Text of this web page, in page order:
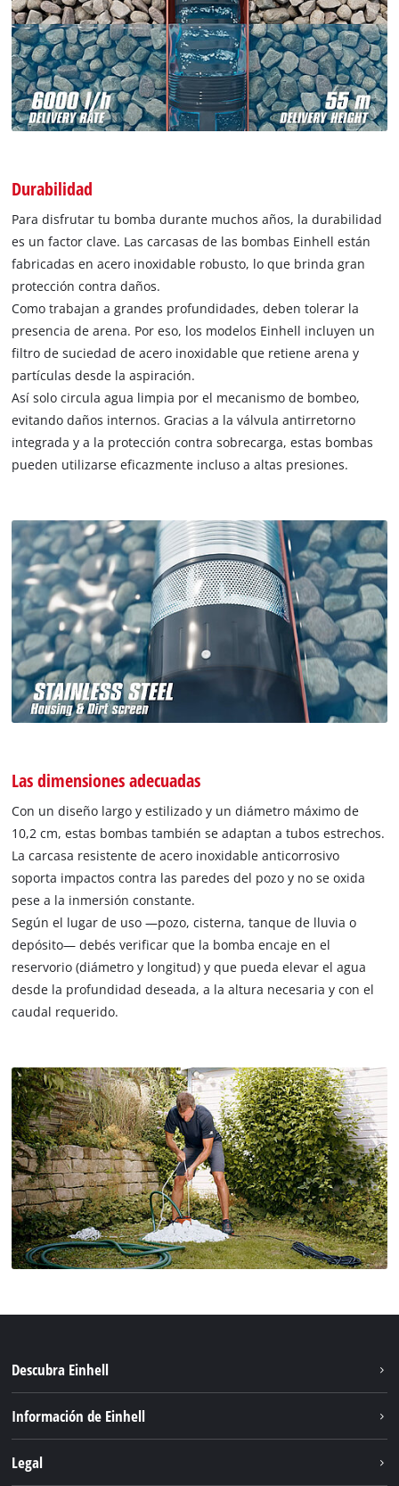
Durabilidad
Para disfrutar tu bomba durante muchos años, la durabilidad
es un factor clave. Las carcasas de las bombas Einhell están
fabricadas en acero inoxidable robusto, lo que brinda gran
protección contra daños.
Como trabajan a grandes profundidades, deben tolerar la
presencia de arena. Por eso, los modelos Einhell incluyen un
filtro de suciedad de acero inoxidable que retiene arena y
partículas desde la aspiración.
Así solo circula agua limpia por el mecanismo de bombeo,
evitando daños internos. Gracias a la válvula antirretorno
integrada y a la protección contra sobrecarga, estas bombas
pueden utilizarse eficazmente incluso a altas presiones.
Las dimensiones adecuadas
Con un diseño largo y estilizado y un diámetro máximo de
10,2 cm, estas bombas también se adaptan a tubos estrechos.
La carcasa resistente de acero inoxidable anticorrosivo
soporta impactos contra las paredes del pozo y no se oxida
pese a la inmersión constante.
Según el lugar de uso —pozo, cisterna, tanque de lluvia o
depósito— debés verificar que la bomba encaje en el
reservorio (diámetro y longitud) y que pueda elevar el agua
desde la profundidad deseada, a la altura necesaria y con el
caudal requerido.
Descubra Einhell
Servicio
Información de Einhell
Legal